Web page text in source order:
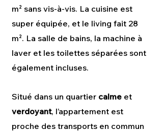
m² sans vis-à-vis. La cuisine est
super équipée, et le living fait 28
m². La salle de bains, la machine à
laver et les toilettes séparées sont
également incluses.
Situé dans un quartier calme et
verdoyant, l’appartement est
proche des transports en commun